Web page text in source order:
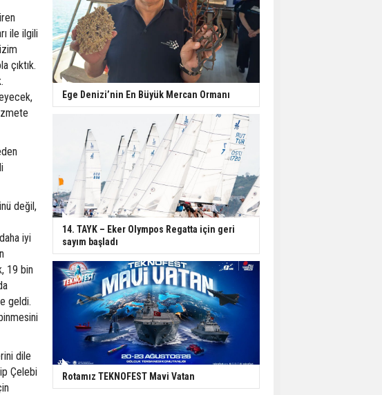
ile ilgili
çıktık.
değil,
iyi
19 bin
geldi.
dile
Çelebi
Ege Denizi’nin En Büyük Mercan Ormanı
14. TAYK – Eker Olympos Regatta için geri
sayım başladı
Rotamız TEKNOFEST Mavi Vatan